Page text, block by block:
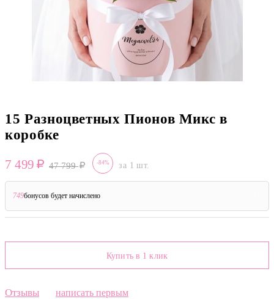
15 Разноцветных Пионов Микс в
коробке
7 499 47 799 -84% за 1 шт.
749бонусов будет начислено
Купить в 1 клик
Отзывы написать первым